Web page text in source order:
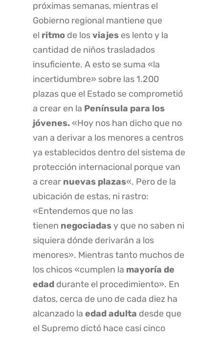
próximas semanas, mientras el
Gobierno regional mantiene que
el ritmo de losviajes es lento y la
cantidad de niños trasladados
insuficiente. A esto se suma «la
incertidumbre» sobre las 1.200
plazas que el Estado se comprometió
a crear en la Península para los
jóvenes. «Hoy nos han dicho que no
van a derivar a los menores a centros
ya establecidos dentro del sistema de
protección internacional porque van
a crear nuevas plazas«. Pero de la
ubicación de estas, ni rastro:
«Entendemos que no las
tienen negociadasy que no saben ni
siquiera dónde derivarán a los
menores». Mientras tanto muchos de
los chicos «cumplen la mayoría de
edad durante el procedimiento». En
datos, cerca de uno de cada diez ha
alcanzado la edad adulta desde que
el Supremo dictó hace casi cinco